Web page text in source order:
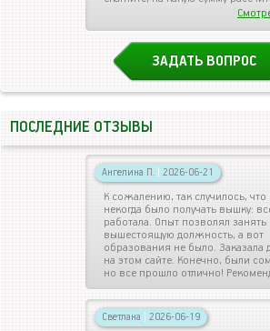
ЗАДАТЬ ВОПРОС
ПОСЛЕДНИЕ ОТЗЫВЫ
Ангелина П. | 2026-06-21
К сожалению, так случилось,
некогда было получать вышку:
работала. Опыт позволял занять
вышестоящую должность, а вот
образования не было. Заказала
на этом сайте. Конечно, были
но все прошло отлично!
Светлана | 2026-06-19